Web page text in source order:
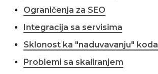
Ograničenja za SEO
Integracija sa servisima
Sklonost ka "naduvavanju" koda
Problemi sa skaliranjem